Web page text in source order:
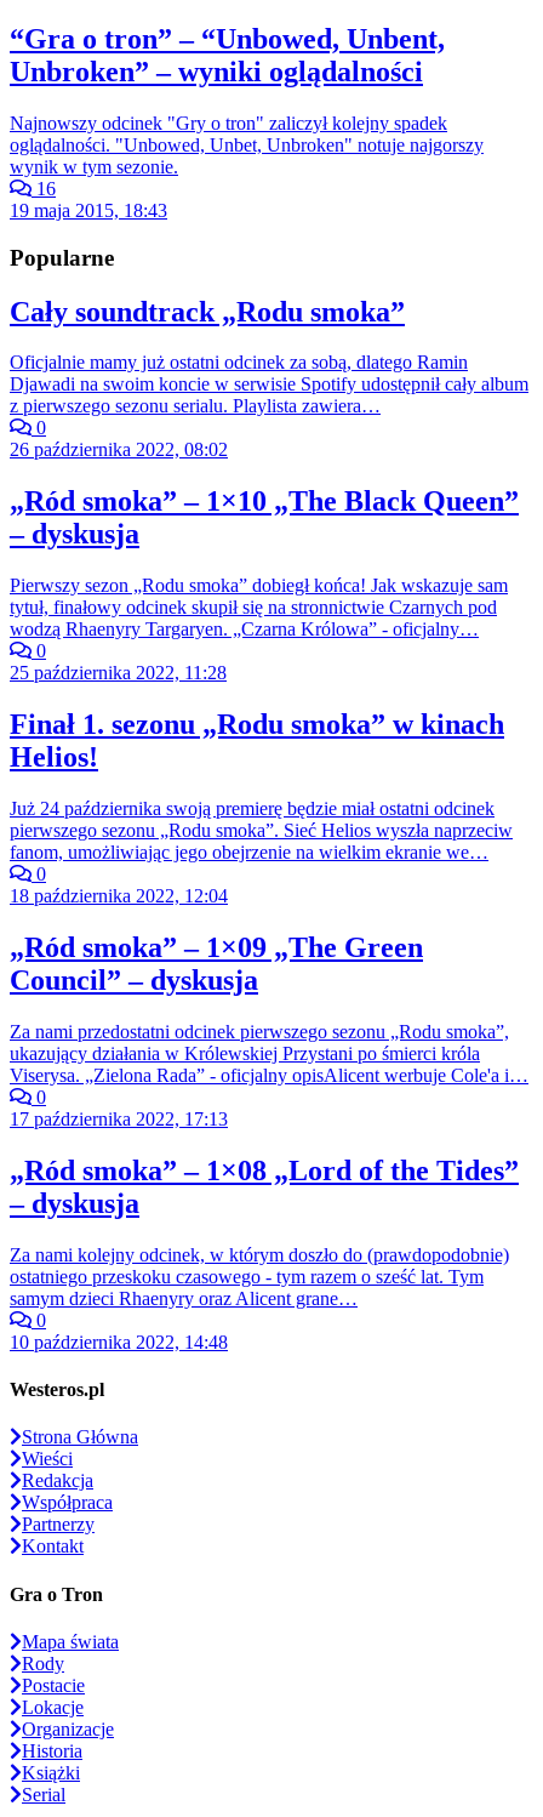
“Gra o tron” – “Unbowed, Unbent,
Unbroken” – wyniki oglądalności
Najnowszy odcinek "Gry o tron" zaliczył kolejny spadek
oglądalności. "Unbowed, Unbet, Unbroken" notuje najgorszy
wynik w tym sezonie.
16
19 maja 2015, 18:43
Popularne
Cały soundtrack „Rodu smoka”
Oficjalnie mamy już ostatni odcinek za sobą, dlatego Ramin
Djawadi na swoim koncie w serwisie Spotify udostępnił cały album
z pierwszego sezonu serialu. Playlista zawiera…
0
26 października 2022, 08:02
„Ród smoka” – 1×10 „The Black Queen”
– dyskusja
Pierwszy sezon „Rodu smoka” dobiegł końca! Jak wskazuje sam
tytuł, finałowy odcinek skupił się na stronnictwie Czarnych pod
wodzą Rhaenyry Targaryen. „Czarna Królowa” - oficjalny…
0
25 października 2022, 11:28
Finał 1. sezonu „Rodu smoka” w kinach
Helios!
Już 24 października swoją premierę będzie miał ostatni odcinek
pierwszego sezonu „Rodu smoka”. Sieć Helios wyszła naprzeciw
fanom, umożliwiając jego obejrzenie na wielkim ekranie we…
0
18 października 2022, 12:04
„Ród smoka” – 1×09 „The Green
Council” – dyskusja
Za nami przedostatni odcinek pierwszego sezonu „Rodu smoka”,
ukazujący działania w Królewskiej Przystani po śmierci króla
Viserysa. „Zielona Rada” - oficjalny opisAlicent werbuje Cole'a i…
0
17 października 2022, 17:13
„Ród smoka” – 1×08 „Lord of the Tides”
– dyskusja
Za nami kolejny odcinek, w którym doszło do (prawdopodobnie)
ostatniego przeskoku czasowego - tym razem o sześć lat. Tym
samym dzieci Rhaenyry oraz Alicent grane…
0
10 października 2022, 14:48
Westeros.pl
Strona Główna
Wieści
Redakcja
Współpraca
Partnerzy
Kontakt
Gra o Tron
Mapa świata
Rody
Postacie
Lokacje
Organizacje
Historia
Książki
Serial